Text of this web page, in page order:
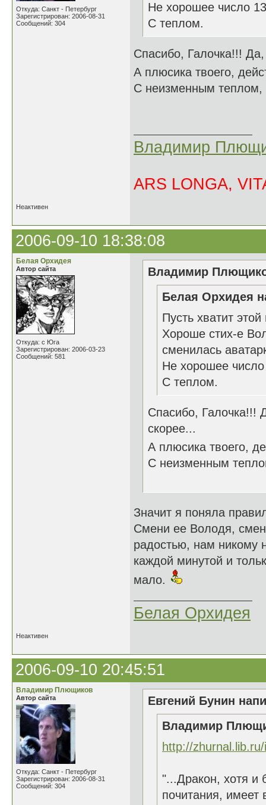
Откуда: Санкт - Петербург
Зарегистрирован: 2006-08-31
Сообщений: 304
Не хорошее число
С теплом.
Спасибо, Галочка!!!
А плюсика твоего,
С неизменным теплом,
Владимир
ARS LONGA,
Неактивен
2006-09-10 18:38:08
Белая Орхидея
Автор сайта
Откуда: с Юга
Зарегистрирован: 2006-03-23
Сообщений: 581
Владимир
Белая Орхидея
Пусть хватит
Хороше стих-е
сменилась
Не хорошее число
С теплом.
Спасибо, Галочка!!!
скорее...
А плюсика твоего,
С неизменным
Значит я поняла
Смени ее Володя,
радостью, нам никому
каждой минутой и
мало.
Белая Орхидея
Неактивен
2006-09-10 20:45:51
Владимир Плющиков
Автор сайта
Откуда: Санкт - Петербург
Зарегистрирован: 2006-08-31
Сообщений: 304
Евгений Бунин
Владимир
http://
"...Дракон, хотя и
почитания, имеет